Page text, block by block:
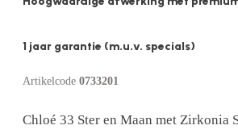
1 jaar garantie (m.u.v. specials)
Artikelcode 0733201
Chloé 33 Ster en Maan met Zirkonia